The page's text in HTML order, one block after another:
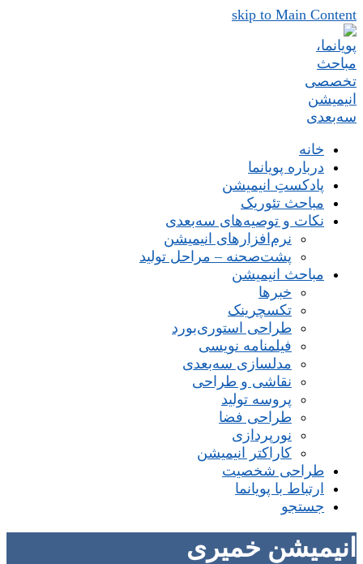
skip to Main Content
خانه
درباره پویانما
پادکستِ انیمیشن
مباحث تئوریک
نکات و توصیه‌های‌ سه‌بعدی
نرم‌افزارهای انیمیشن
پشت‌صحنه – مراحل تولید
مباحث انیمیشن
خبرها
تکسچرینک
طراحی استوری‌بورد
فیلمنامه نویسی
مدلسازی سه‌بعدی
نقاشی و طراحی
پروسه تولید
طراحی فضا
نورپردازی
کاراکتر انیمیشن
طراحی شخصیت
ارتباط با پویانما
جستجو
انیمیشن خمیری